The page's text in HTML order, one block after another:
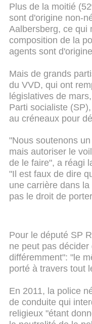
Plus de la moitié
sont d'origine non-
Aalbersberg, ce qui
composition de la
agents sont
Mais de grands
du VVD, qui ont
législatives de
Parti socialiste
au créneaux pour
"Nous soutenons
mais autoriser le
de le faire", a réagi
"Il est faux de dire
une carrière dans
pas le droit de
Pour le député SP
ne peut pas
différemment": "le
porté à travers tout
En 2011, la police
de conduite qui
religieux "étant